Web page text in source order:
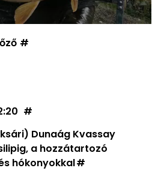
Dunaág Kvassay
a hozzátartozó
hókonyokkal